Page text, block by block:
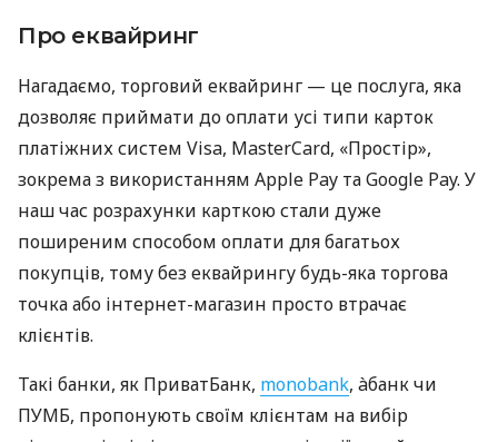
Про еквайринг
Нагадаємо, торговий еквайринг — це послуга, яка
дозволяє приймати до оплати усі типи карток
платіжних систем Visa, MasterCard, «Простір»,
зокрема з використанням Apple Pay та Google Pay. У
наш час розрахунки карткою стали дуже
поширеним способом оплати для багатьох
покупців, тому без еквайрингу будь-яка торгова
точка або інтернет-магазин просто втрачає
клієнтів.
Такі банки, як ПриватБанк, monobank, àбанк чи
ПУМБ, пропонують своїм клієнтам на вибір